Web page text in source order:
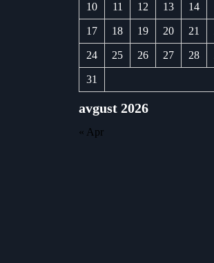
avgust 2026
10 11 12 13 14
17 18 19 20 21
24 25 26 27 28
31
« Apr